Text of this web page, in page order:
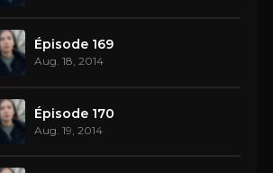
Épisode 169
Aug. 18, 2014
Épisode 170
Aug. 19, 2014